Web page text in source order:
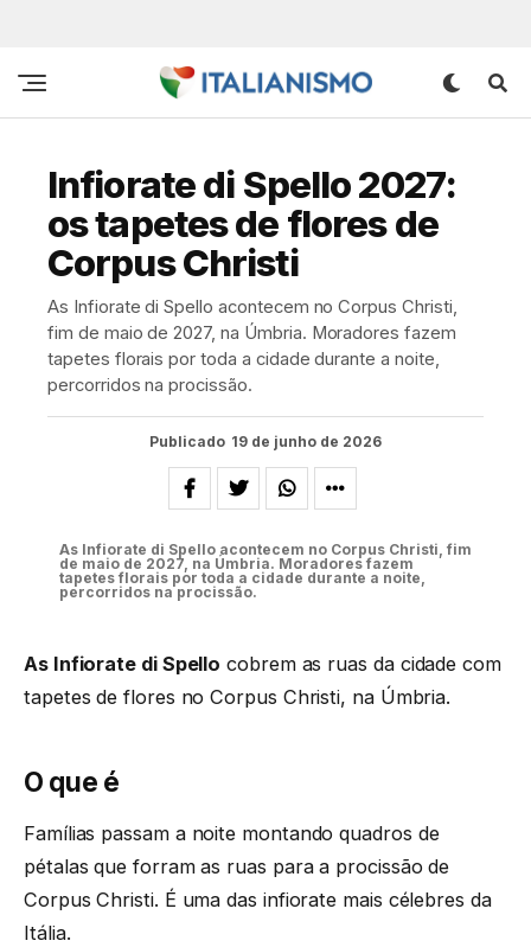
Infiorate di Spello 2027:
os tapetes de flores de
Corpus Christi
As Infiorate di Spello acontecem no Corpus Christi,
fim de maio de 2027, na Úmbria. Moradores fazem
tapetes florais por toda a cidade durante a noite,
percorridos na procissão.
Publicado 19 de junho de 2026
As Infiorate di Spello acontecem no Corpus Christi, fim
de maio de 2027, na Úmbria. Moradores fazem
tapetes florais por toda a cidade durante a noite,
percorridos na procissão.
As Infiorate di Spello cobrem as ruas da cidade com
tapetes de flores no Corpus Christi, na Úmbria.
O que é
Famílias passam a noite montando quadros de
pétalas que forram as ruas para a procissão de
Corpus Christi. É uma das infiorate mais célebres da
Itália.